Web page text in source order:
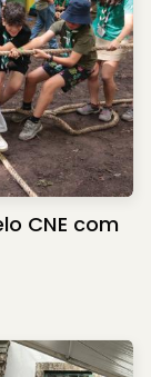
com